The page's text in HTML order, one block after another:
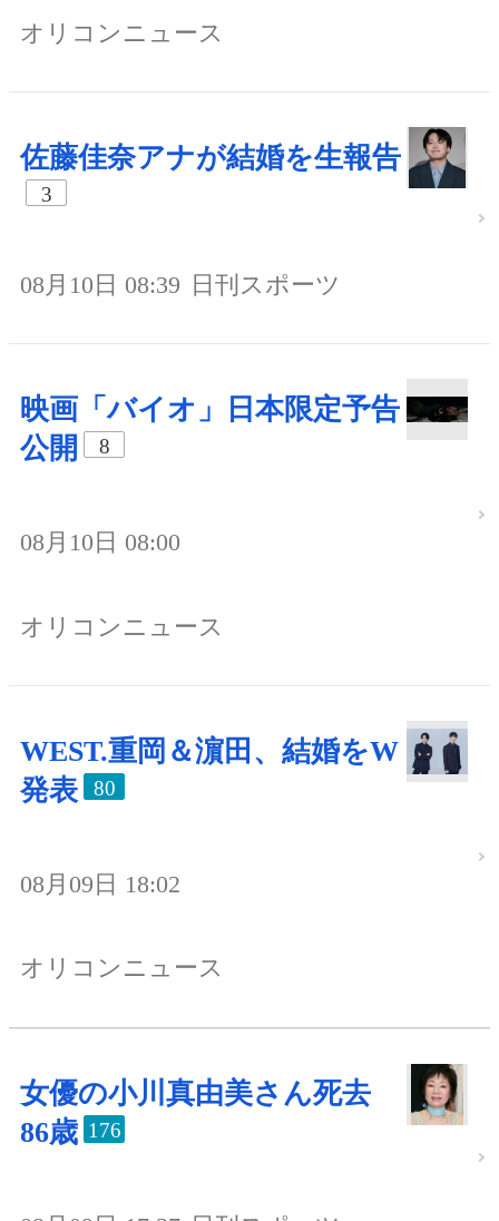
オリコンニュース
佐藤佳奈アナが結婚を生報告
3
08月10日 08:39 日刊スポーツ
映画「バイオ」日本限定予告
公開
8
08月10日 08:00
オリコンニュース
WEST.重岡＆濵田、結婚をW
発表
80
08月09日 18:02
オリコンニュース
女優の小川真由美さん死去
86歳 176